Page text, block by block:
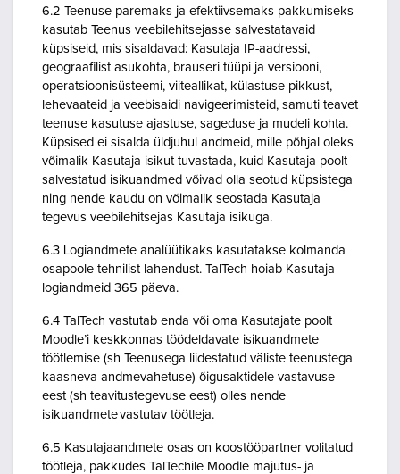
6.2 Teenuse paremaks ja efektiivsemaks pakkumiseks
kasutab Teenus veebilehitsejasse salvestatavaid
küpsiseid, mis sisaldavad: Kasutaja IP-aadressi,
geograafilist asukohta, brauseri tüüpi ja versiooni,
operatsioonisüsteemi, viiteallikat, külastuse pikkust,
lehevaateid ja veebisaidi navigeerimisteid, samuti teavet
teenuse kasutuse ajastuse, sageduse ja mudeli kohta.
Küpsised ei sisalda üldjuhul andmeid, mille põhjal oleks
võimalik Kasutaja isikut tuvastada, kuid Kasutaja poolt
salvestatud isikuandmed võivad olla seotud küpsistega
ning nende kaudu on võimalik seostada Kasutaja
tegevus veebilehitsejas Kasutaja isikuga.
6.3 Logiandmete analüütikaks kasutatakse kolmanda
osapoole tehnilist lahendust. TalTech hoiab Kasutaja
logiandmeid 365 päeva.
6.4 TalTech vastutab enda või oma Kasutajate poolt
Moodle’i keskkonnas töödeldavate isikuandmete
töötlemise (sh Teenusega liidestatud väliste teenustega
kaasneva andmevahetuse) õigusaktidele vastavuse
eest (sh teavitustegevuse eest) olles nende
isikuandmete vastutav töötleja.
6.5 Kasutajaandmete osas on koostööpartner volitatud
töötleja, pakkudes TalTechile Moodle majutus- ja